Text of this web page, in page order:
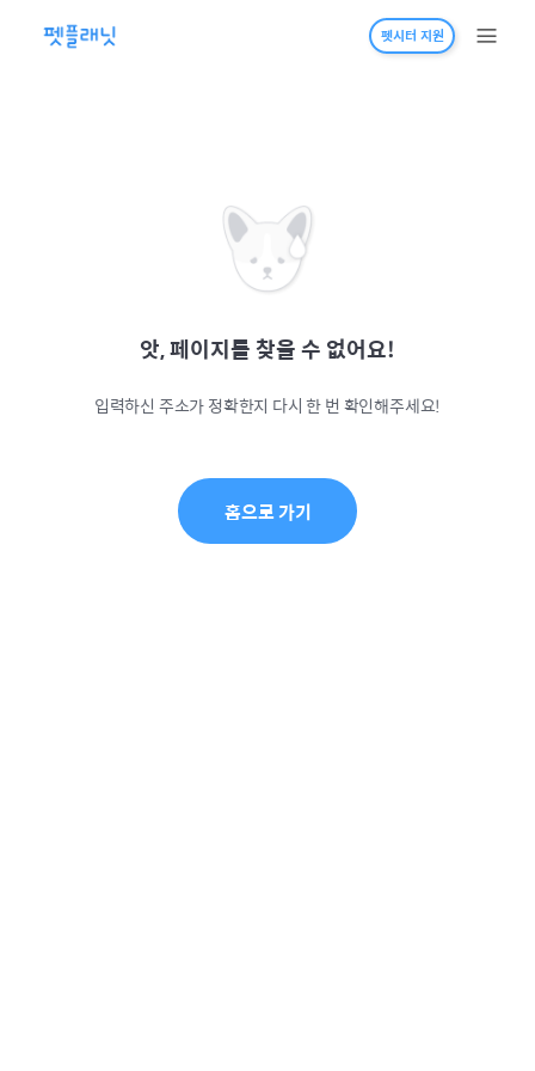
펫시터 지원
앗, 페이지를 찾을 수 없어요!
입력하신 주소가 정확한지 다시 한 번 확인해주세요!
홈으로 가기